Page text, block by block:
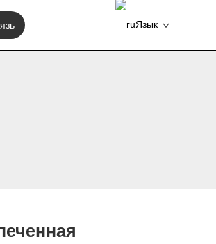
Язык